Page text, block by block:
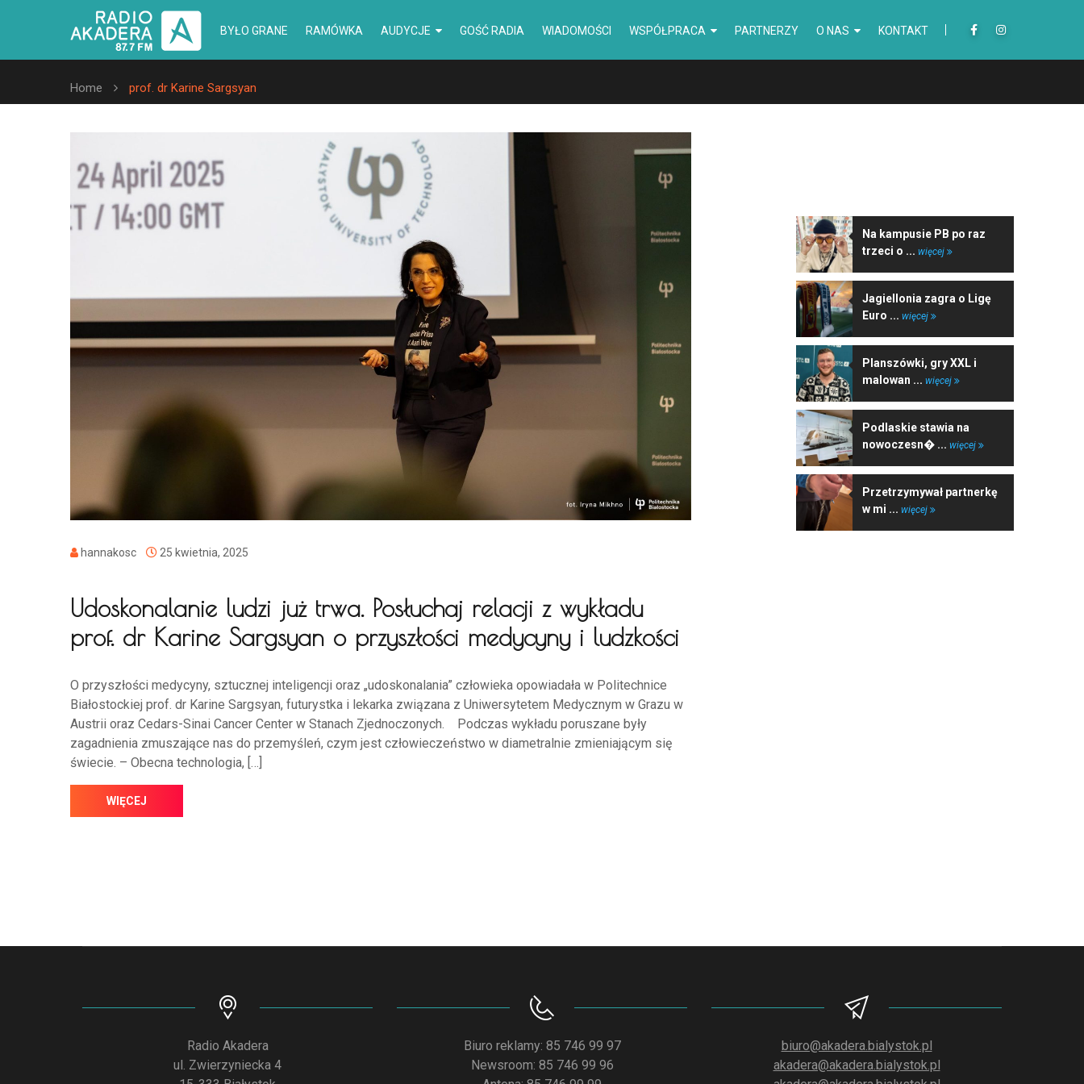
BYŁO GRANE RAMÓWKA AUDYCJE GOŚĆ RADIA WIADOMOŚCI WSPÓŁPRACA PARTNERZY O NAS KONTAKT
Home prof. dr Karine Sargsyan
hannakosc 25 kwietnia, 2025
Udoskonalanie ludzi już trwa. Posłuchaj relacji z wykładu
prof. dr Karine Sargsyan o przyszłości medycyny i ludzkości
O przyszłości medycyny, sztucznej inteligencji oraz „udoskonalania” człowieka opowiadała w Politechnice
Białostockiej prof. dr Karine Sargsyan, futurystka i lekarka związana z Uniwersytetem Medycznym w Grazu w
Austrii oraz Cedars-Sinai Cancer Center w Stanach Zjednoczonych. Podczas wykładu poruszane były
zagadnienia zmuszające nas do przemyśleń, czym jest człowieczeństwo w diametralnie zmieniającym się
świecie. – Obecna technologia, […]
WIĘCEJ
Na kampusie PB po raz
trzeci o ... więcej
Jagiellonia zagra o Ligę
Euro ... więcej
Planszówki, gry XXL i
malowan ... więcej
Podlaskie stawia na
nowoczesn� ... więcej
Przetrzymywał partnerkę
w mi ... więcej
Radio Akadera
ul. Zwierzyniecka 4
Biuro reklamy: 85 746 99 97
Newsroom: 85 746 99 96
biuro@akadera.bialystok.pl
akadera@akadera.bialystok.pl